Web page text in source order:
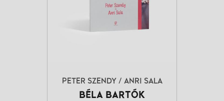
PETER SZENDY / ANRI SALA
BÉLA BARTÓK